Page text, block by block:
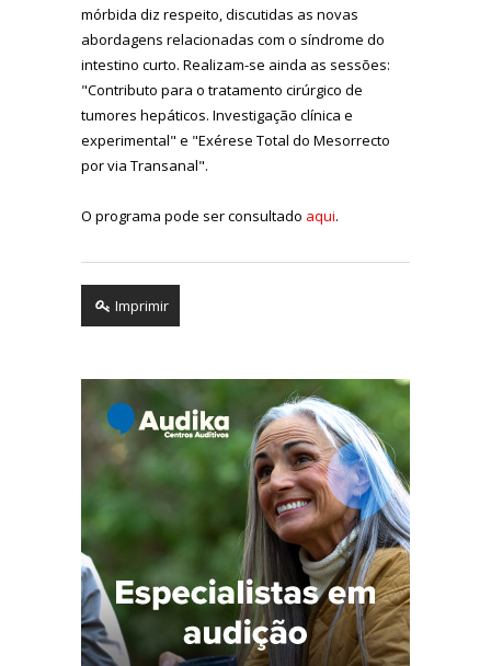
mórbida diz respeito, discutidas as novas
abordagens relacionadas com o síndrome do
intestino curto. Realizam-se ainda as sessões:
"Contributo para o tratamento cirúrgico de
tumores hepáticos. Investigação clínica e
experimental" e "Exérese Total do Mesorrecto
por via Transanal".
O programa pode ser consultado aqui.
Imprimir